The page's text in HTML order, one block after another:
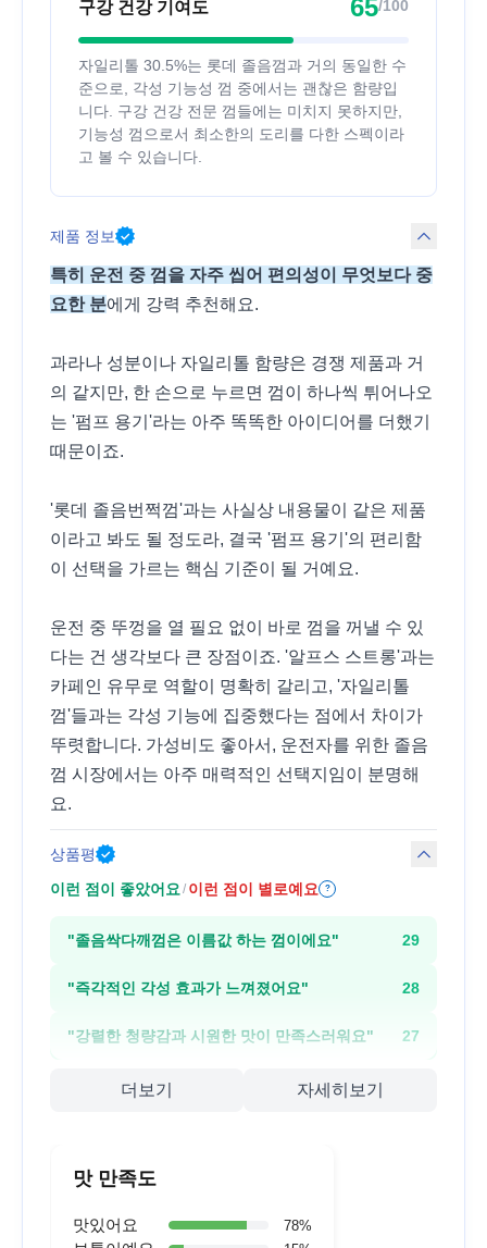
구강 건강 기여도 65/100
자일리톨 30.5%는 롯데 졸음껌과 거의 동일한 수
준으로, 각성 기능성 껌 중에서는 괜찮은 함량입
니다. 구강 건강 전문 껌들에는 미치지 못하지만,
기능성 껌으로서 최소한의 도리를 다한 스펙이라
고 볼 수 있습니다.
제품 정보
특히 운전 중 껌을 자주 씹어 편의성이 무엇보다 중
요한 분에게 강력 추천해요.
과라나 성분이나 자일리톨 함량은 경쟁 제품과 거
의 같지만, 한 손으로 누르면 껌이 하나씩 튀어나오
는 '펌프 용기'라는 아주 똑똑한 아이디어를 더했기
때문이죠.
'롯데 졸음번쩍껌'과는 사실상 내용물이 같은 제품
이라고 봐도 될 정도라, 결국 '펌프 용기'의 편리함
이 선택을 가르는 핵심 기준이 될 거예요.
운전 중 뚜껑을 열 필요 없이 바로 껌을 꺼낼 수 있
다는 건 생각보다 큰 장점이죠. '알프스 스트롱'과는
카페인 유무로 역할이 명확히 갈리고, '자일리톨
껌'들과는 각성 기능에 집중했다는 점에서 차이가
뚜렷합니다. 가성비도 좋아서, 운전자를 위한 졸음
껌 시장에서는 아주 매력적인 선택지임이 분명해
요.
상품평
이런 점이 좋았어요/ 이런 점이 별로예요 ?
"졸음싹다깨껌은 이름값 하는 껌이에요" 29
"즉각적인 각성 효과가 느껴졌어요" 28
"강렬한 청량감과 시원한 맛이 만족스러워요" 27
더보기 자세히보기
맛 만족도
맛있어요 78%